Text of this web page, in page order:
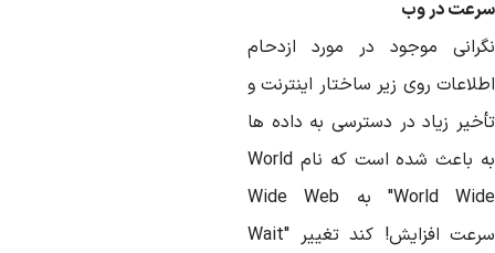
دروب
موجود در مورد
ازدحام
روی زیر ساختار اینترنت و
زیاد در دسترسی به داده
ها
باعث شده است که نام World
Wide Webبه
"World
Wait"تغییر کند !افزایش